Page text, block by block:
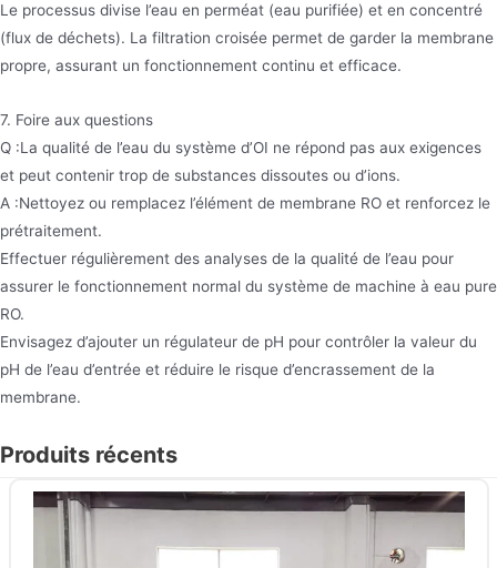
Le processus divise l’eau en perméat (eau purifiée) et en concentré
(flux de déchets). La filtration croisée permet de garder la membrane
propre, assurant un fonctionnement continu et efficace.
7. Foire aux questions
Q :La qualité de l’eau du système d’OI ne répond pas aux exigences
et peut contenir trop de substances dissoutes ou d’ions.
A :Nettoyez ou remplacez l’élément de membrane RO et renforcez le
prétraitement.
Effectuer régulièrement des analyses de la qualité de l’eau pour
assurer le fonctionnement normal du système de machine à eau pure
RO.
Envisagez d’ajouter un régulateur de pH pour contrôler la valeur du
pH de l’eau d’entrée et réduire le risque d’encrassement de la
membrane.
Produits récents